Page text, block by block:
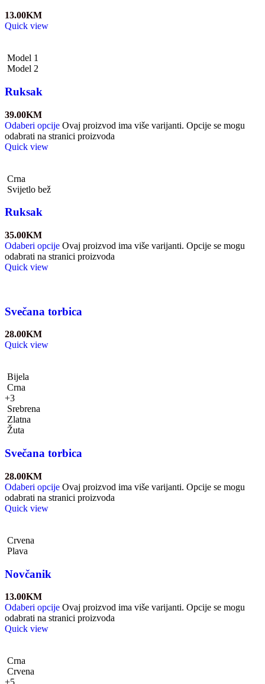
13.00KM
Quick view
Model 1
Model 2
Ruksak
39.00KM
Odaberi opcije Ovaj proizvod ima više varijanti. Opcije se mogu
odabrati na stranici proizvoda
Quick view
Crna
Svijetlo bež
Ruksak
35.00KM
Odaberi opcije Ovaj proizvod ima više varijanti. Opcije se mogu
odabrati na stranici proizvoda
Quick view
Svečana torbica
28.00KM
Quick view
Bijela
Crna
+3
Srebrena
Zlatna
Žuta
Svečana torbica
28.00KM
Odaberi opcije Ovaj proizvod ima više varijanti. Opcije se mogu
odabrati na stranici proizvoda
Quick view
Crvena
Plava
Novčanik
13.00KM
Odaberi opcije Ovaj proizvod ima više varijanti. Opcije se mogu
odabrati na stranici proizvoda
Quick view
Crna
Crvena